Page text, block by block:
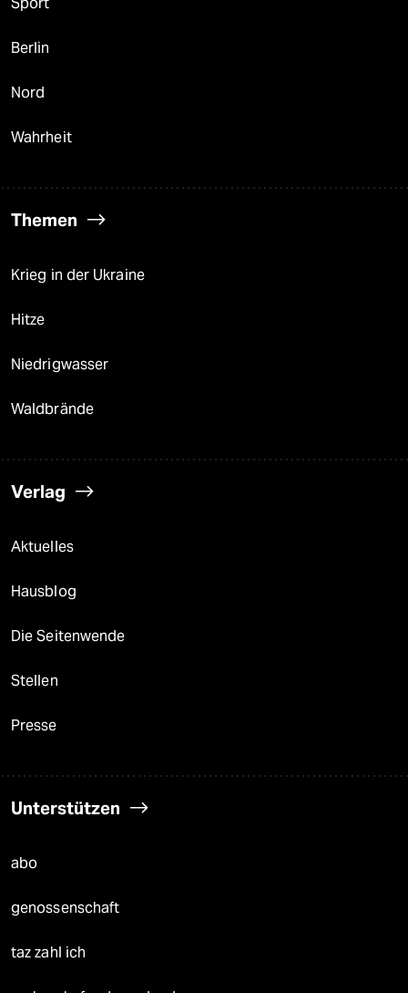
Berlin
Nord
Wahrheit
Themen
Krieg in der Ukraine
Hitze
Niedrigwasser
Waldbrände
Verlag
Aktuelles
Hausblog
Die Seitenwende
Stellen
Presse
Unterstützen
abo
genossenschaft
taz zahl ich